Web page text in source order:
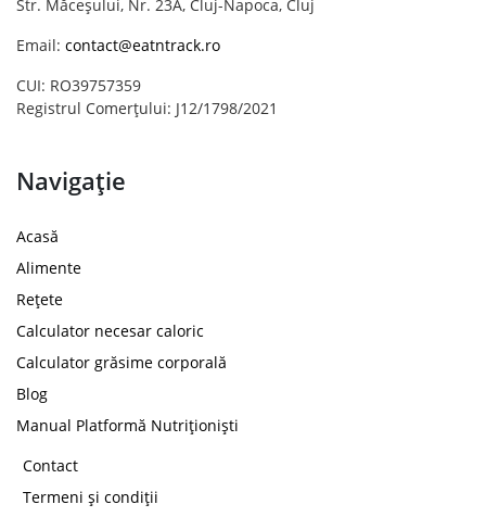
Str. Măceșului, Nr. 23A, Cluj-Napoca, Cluj
Email: contact@eatntrack.ro
CUI: RO39757359
Registrul Comerțului: J12/1798/2021
Navigație
Acasă
Alimente
Rețete
Calculator necesar caloric
Calculator grăsime corporală
Blog
Manual Platformă Nutriționiști
Contact
Termeni și condiții